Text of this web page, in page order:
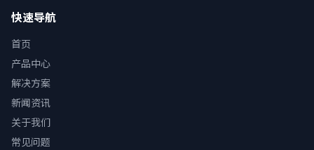
快速导航
首页
产品中心
解决方案
新闻资讯
关于我们
常见问题